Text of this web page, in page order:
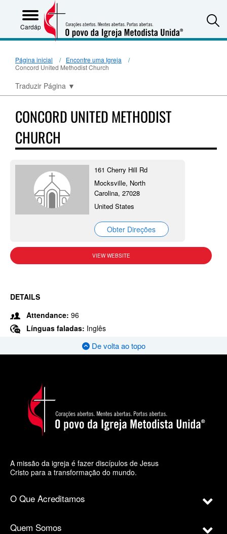
Cardápio
Página inicial
Encontre uma Igreja
Concord United Methodist Church
Traduzir Página ▼
CONCORD UNITED METHODIST
CHURCH
161 Cherry Hill Rd
Mocksville, North
Carolina, 27028
United States
Obter Direções
VIEW WEBSITE
DETAILS
Attendance: 96
Línguas faladas: Inglês
De volta ao topo
A missão da igreja é fazer discípulos de Jesus
Cristo para a transformação do mundo.
O Que Acreditamos
Quem Somos